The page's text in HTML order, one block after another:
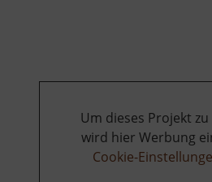
Mikulov
Um dieses Projekt
wird hier Werbung
Cookie-